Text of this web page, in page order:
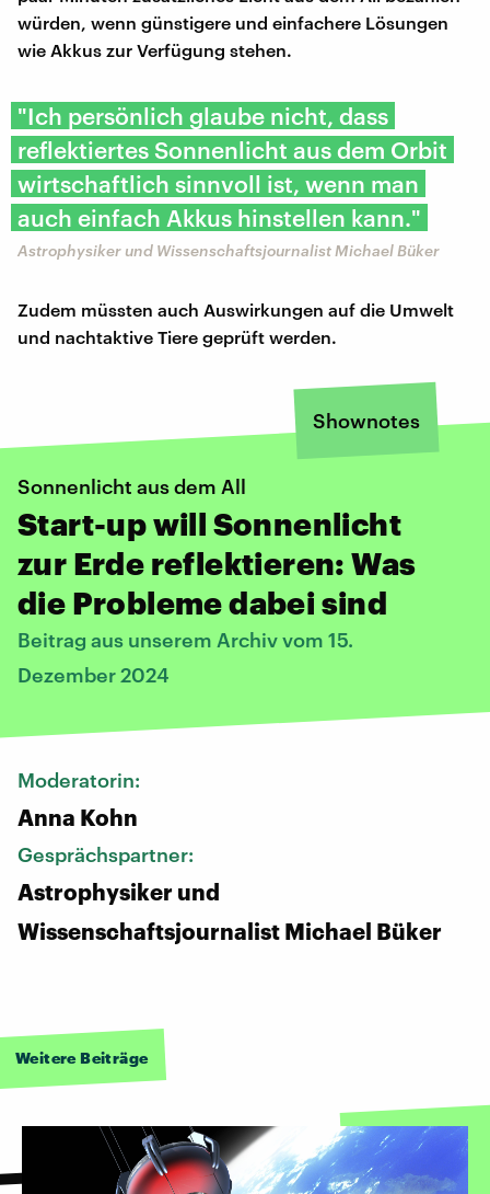
würden, wenn günstigere und einfachere Lösungen
wie Akkus zur Verfügung stehen.
"Ich persönlich glaube nicht, dass
reflektiertes Sonnenlicht aus dem Orbit
wirtschaftlich sinnvoll ist, wenn man
auch einfach Akkus hinstellen kann."
Astrophysiker und Wissenschaftsjournalist Michael Büker
Zudem müssten auch Auswirkungen auf die Umwelt
und nachtaktive Tiere geprüft werden.
Shownotes
Sonnenlicht aus dem All
Start-up will Sonnenlicht
zur Erde reflektieren: Was
die Probleme dabei sind
Beitrag aus unserem Archiv vom 15.
Dezember 2024
Moderatorin:
Anna Kohn
Gesprächspartner:
Astrophysiker und
Wissenschaftsjournalist Michael Büker
Weitere Beiträge